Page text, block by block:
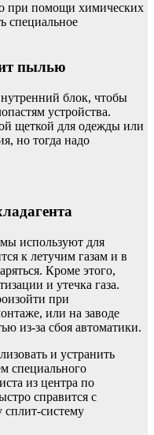
при помощи химических
специальное
пылью
блок, чтобы
устройства.
щеткой для одежды или
но тогда надо
используют для
к летучим газам и в
Кроме этого,
и утечка газа.
при
или на заводе
из-за сбоя автоматики.
и устранить
специального
из центра по
справится с
сплит-систему